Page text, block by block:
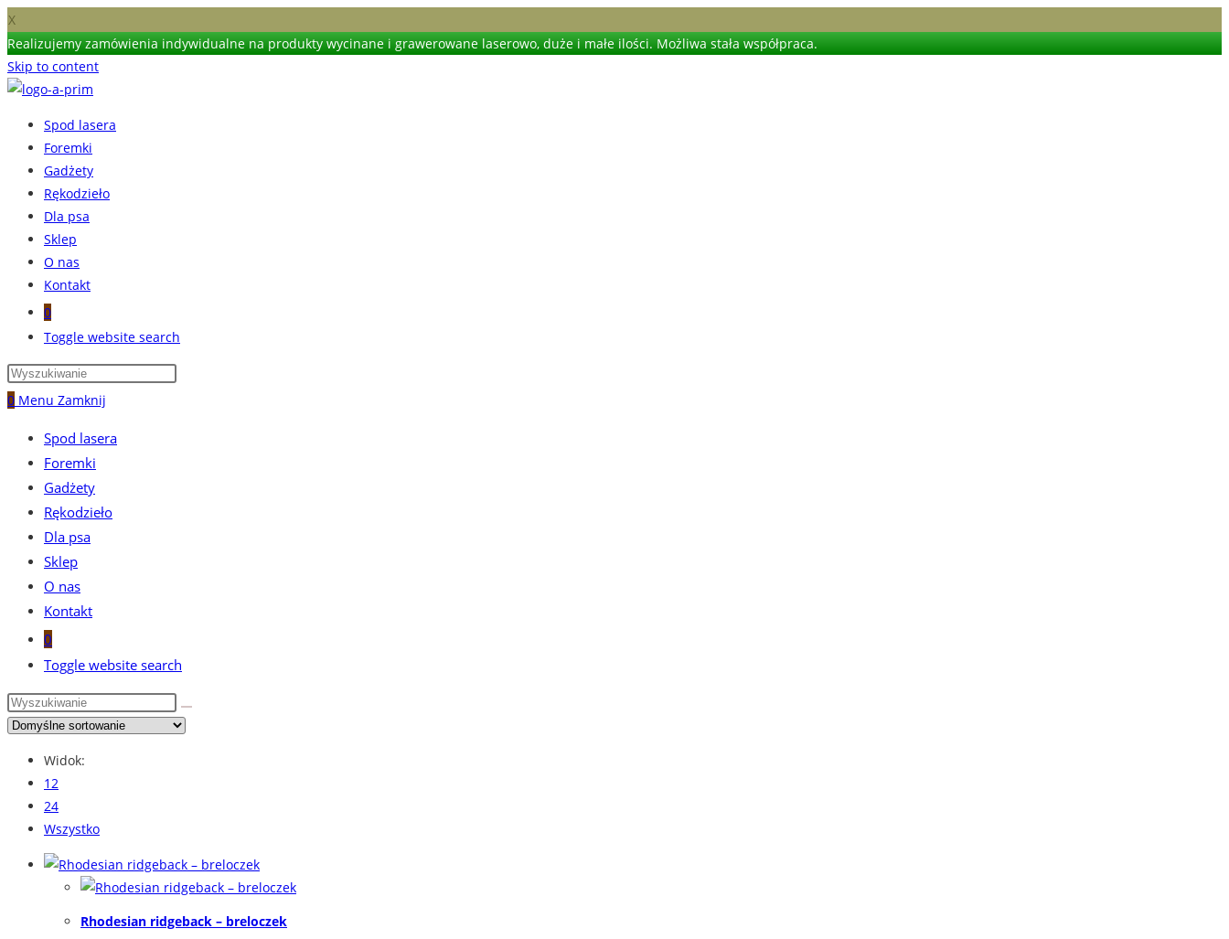
X
Realizujemy zamówienia indywidualne na produkty wycinane i grawerowane laserowo, duże i małe ilości. Możliwa stała współpraca.
Skip to content
Spod lasera
Foremki
Gadżety
Rękodzieło
Dla psa
Sklep
O nas
Kontakt
0
Toggle website search
0 Menu Zamknij
Spod lasera
Foremki
Gadżety
Rękodzieło
Dla psa
Sklep
O nas
Kontakt
0
Toggle website search
Widok:
12
24
Wszystko
Rhodesian ridgeback – breloczek